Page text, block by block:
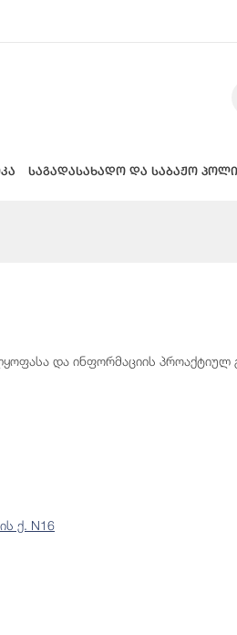
საგადასახადო და საბაჟო
და ინფორმაციის პროაქტიულ
ქ. N16